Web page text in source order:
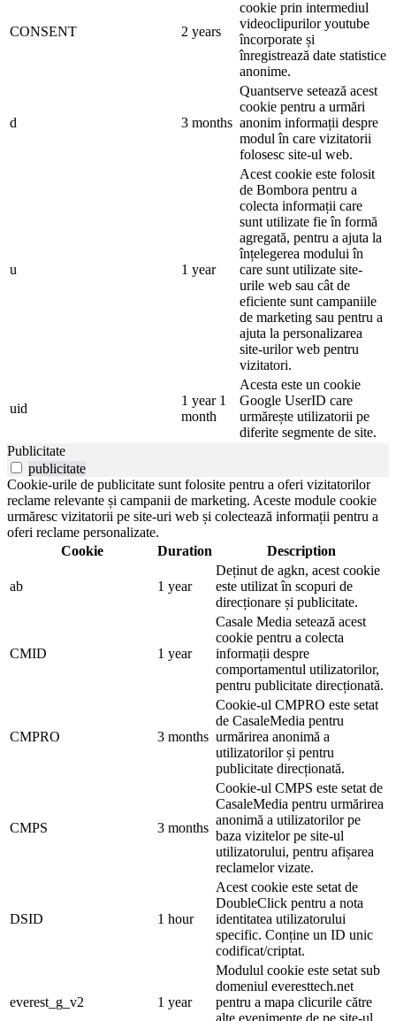
CONSENT 2 years
cookie prin intermediul
videoclipurilor youtube
încorporate și
înregistrează date statistice
anonime.
d 3 months
Quantserve setează acest
cookie pentru a urmări
anonim informații despre
modul în care vizitatorii
folosesc site-ul web.
u 1 year
Acest cookie este folosit
de Bombora pentru a
colecta informații care
sunt utilizate fie în formă
agregată, pentru a ajuta la
înțelegerea modului în
care sunt utilizate site-
urile web sau cât de
eficiente sunt campaniile
de marketing sau pentru a
ajuta la personalizarea
site-urilor web pentru
vizitatori.
uid
1 year 1
month
Acesta este un cookie
Google UserID care
urmărește utilizatorii pe
diferite segmente de site.
Publicitate
publicitate
Cookie-urile de publicitate sunt folosite pentru a oferi vizitatorilor
reclame relevante și campanii de marketing. Aceste module cookie
urmăresc vizitatorii pe site-uri web și colectează informații pentru a
oferi reclame personalizate.
Cookie
Duration Description
ab 1 year
Deținut de agkn, acest cookie
este utilizat în scopuri de
direcționare și publicitate.
CMID 1 year
Casale Media setează acest
cookie pentru a colecta
informații despre
comportamentul utilizatorilor,
pentru publicitate direcționată.
CMPRO 3 months
Cookie-ul CMPRO este setat
de CasaleMedia pentru
urmărirea anonimă a
utilizatorilor și pentru
publicitate direcționată.
CMPS 3 months
Cookie-ul CMPS este setat de
CasaleMedia pentru urmărirea
anonimă a utilizatorilor pe
baza vizitelor pe site-ul
utilizatorului, pentru afișarea
reclamelor vizate.
DSID 1 hour
Acest cookie este setat de
DoubleClick pentru a nota
identitatea utilizatorului
specific. Conține un ID unic
codificat/criptat.
everest_g_v2 1 year
Modulul cookie este setat sub
domeniul everesttech.net
pentru a mapa clicurile către
alte evenimente de pe site-ul